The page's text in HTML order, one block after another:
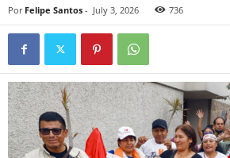
Por Felipe Santos - July 3, 2026 736